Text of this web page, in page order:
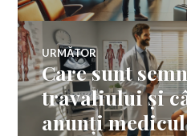
articole
URMĂTOR
Articolul
următor:
Care sunt
travaliului și
anunți medicul